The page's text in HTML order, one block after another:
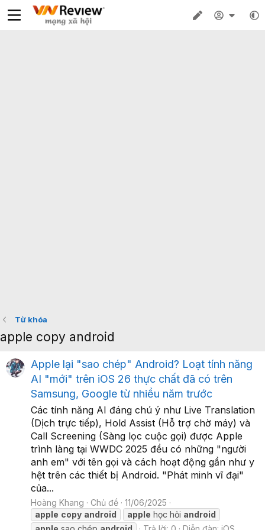
Từ khóa
apple copy android
Apple lại "sao chép" Android? Loạt tính năng
AI "mới" trên iOS 26 thực chất đã có trên
Samsung, Google từ nhiều năm trước
Các tính năng AI đáng chú ý như Live Translation
(Dịch trực tiếp), Hold Assist (Hỗ trợ chờ máy) và
Call Screening (Sàng lọc cuộc gọi) được Apple
trình làng tại WWDC 2025 đều có những "người
anh em" với tên gọi và cách hoạt động gần như y
hệt trên các thiết bị Android. "Phát minh vĩ đại"
của...
Hoàng Khang Chủ đề
11/06/2025
apple copy android apple học hỏi android